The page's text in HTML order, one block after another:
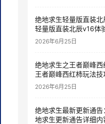
绝地求生轻量版直装
轻量版直装北辰v16体
2026年6月25日
绝地求生之王者巅峰
王者巅峰西红柿玩法
2026年6月25日
绝地求生最新更新通
地求生更新通告详细